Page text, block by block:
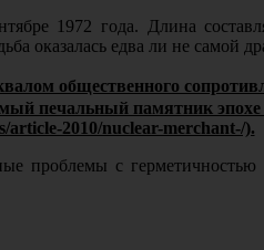
1972 года. Длина
оказалась едва ли не самой
общественного
печальный памятник
2010/nuclear-merchant-/).
проблемы с герметичностью